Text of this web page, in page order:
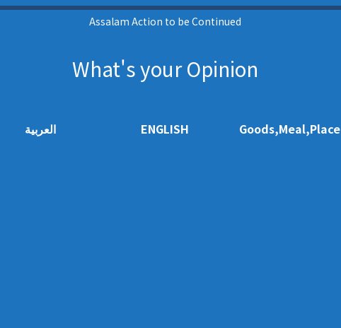
Assalam Action to be Continued
What's your Opinion
العربية ENGLISH Goods,Meal,Place